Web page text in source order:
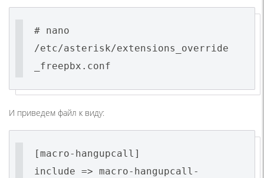
# nano
/etc/asterisk/extensions_override
_freepbx.conf
И приведем файл к виду:
[macro-hangupcall]
include => macro-hangupcall-